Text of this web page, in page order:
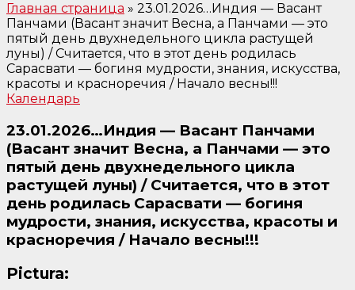
Главная страница » 23.01.2026…Индия — Васант
Панчами (Васант значит Весна, а Панчами — это
пятый день двухнедельного цикла растущей
луны) / Считается, что в этот день родилась
Сарасвати — богиня мудрости, знания, искусства,
красоты и красноречия / Начало весны!!!
Календарь
23.01.2026…Индия — Васант Панчами
(Васант значит Весна, а Панчами — это
пятый день двухнедельного цикла
растущей луны) / Считается, что в этот
день родилась Сарасвати — богиня
мудрости, знания, искусства, красоты и
красноречия / Начало весны!!!
Pictura: